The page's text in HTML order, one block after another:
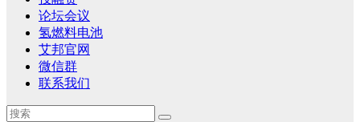
论坛会议
氢燃料电池
艾邦官网
微信群
联系我们